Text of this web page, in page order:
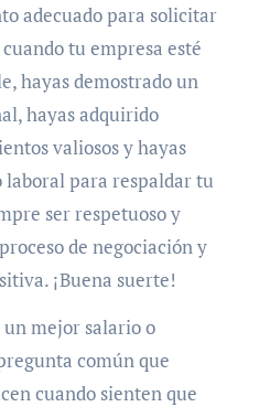
adecuado para solicitar
tu empresa esté
hayas demostrado un
hayas adquirido
valiosos y hayas
laboral para respaldar tu
ser respetuoso y
de negociación y
¡Buena suerte!
un mejor salario o
común que
cuando sienten que